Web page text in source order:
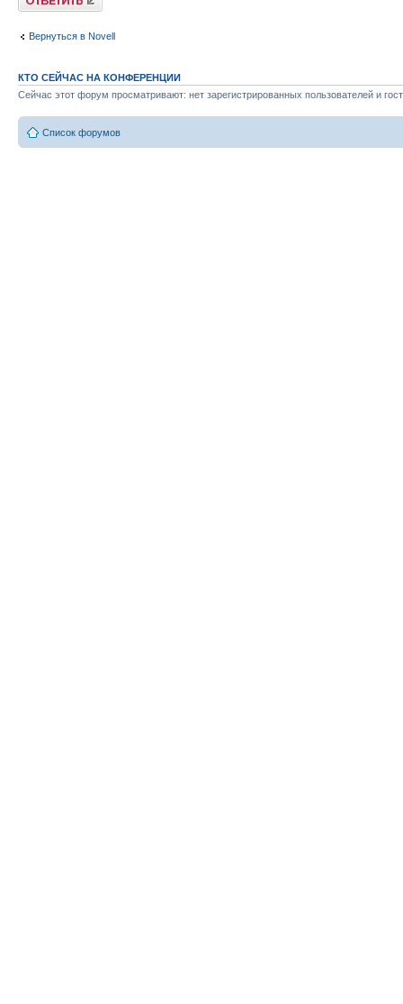
Вернуться в Novell
КТО СЕЙЧАС НА КОНФЕРЕНЦИИ
Сейчас этот форум просматривают: нет зарегистрированных пользователей и
Список форумов